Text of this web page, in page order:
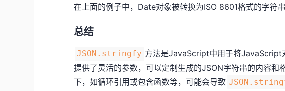
在上面的例子中，Date对象被转换为ISO 8601格式的字符串
总结
JSON.stringfy 方法是JavaScript中用于将JavaScript
提供了灵活的参数，可以定制生成的JSON字符串的内容和
下，如循环引用或包含函数等，可能会导致